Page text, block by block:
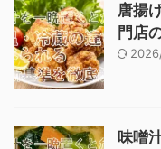
唐揚
門店
味噌